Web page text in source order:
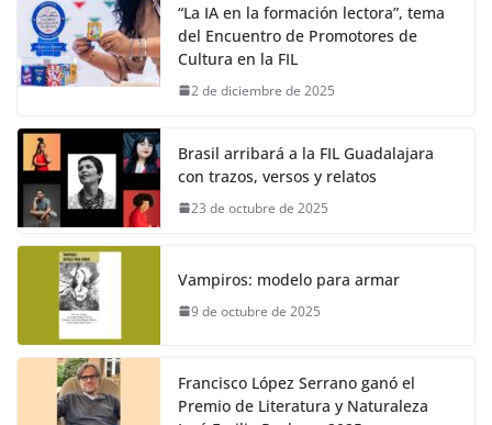
“La IA en la formación lectora”, tema
del Encuentro de Promotores de
Cultura en la FIL
2 de diciembre de 2025
Brasil arribará a la FIL Guadalajara
con trazos, versos y relatos
23 de octubre de 2025
Vampiros: modelo para armar
9 de octubre de 2025
Francisco López Serrano ganó el
Premio de Literatura y Naturaleza